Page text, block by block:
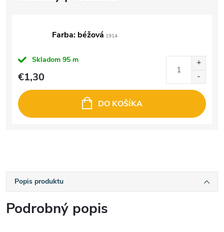
Farba: béžová 1914
Skladom 95 m
€1,30
DO KOŠÍKA
Popis produktu
Podrobný popis